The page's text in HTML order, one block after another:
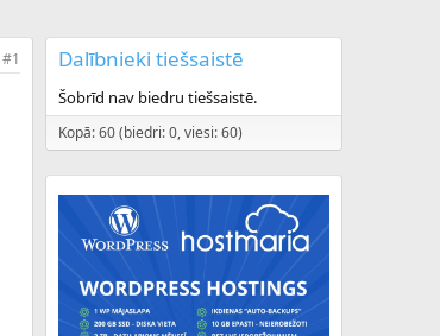
#1 Dalībnieki tiešsaistē
Šobrīd nav biedru tiešsaistē.
Kopā: 60 (biedri: 0, viesi: 60)